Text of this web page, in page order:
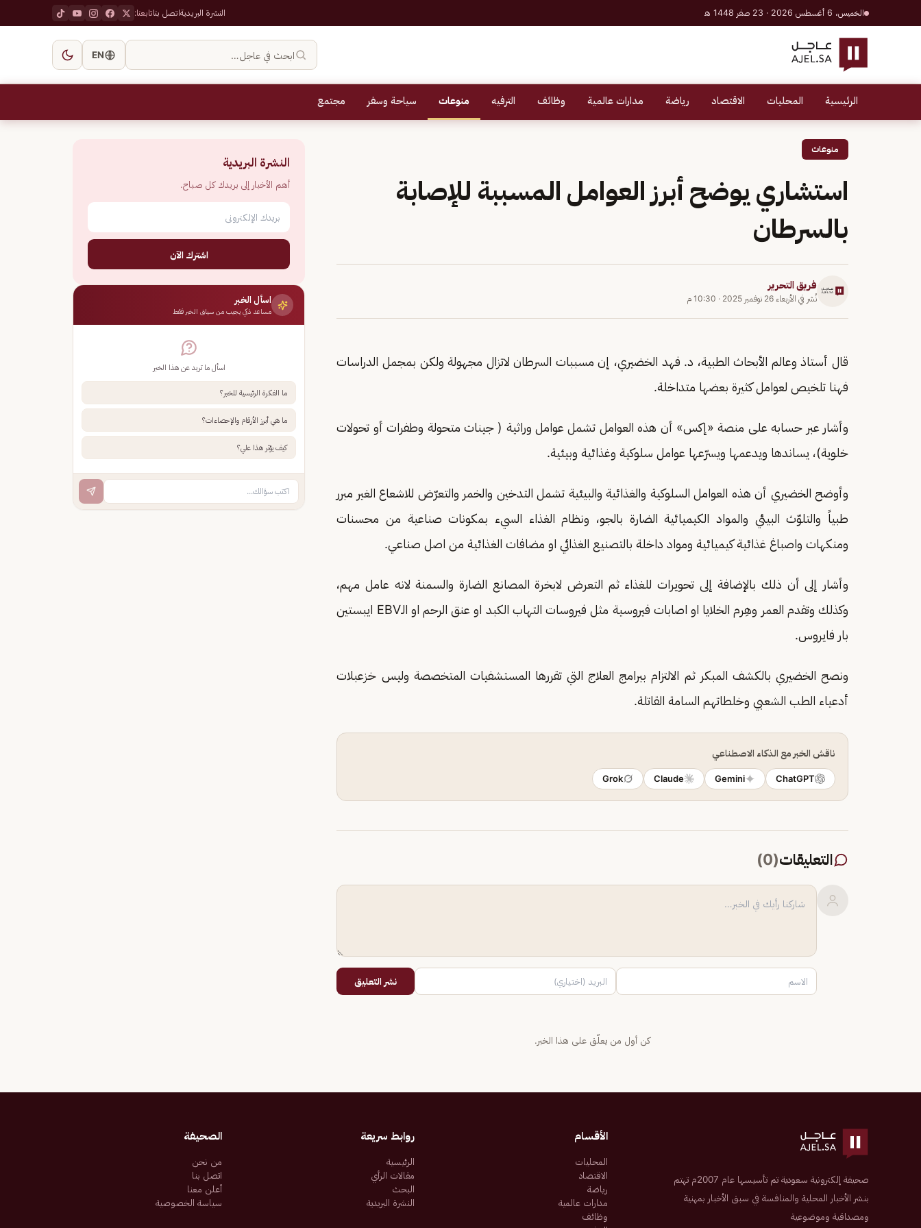
الخميس، 6 أغسطس 2026 · 23 صفر 1448 هـ النشرة البريديةاتصل بناتابعنا:
ابحث في عاجل… EN
الرئيسية المحليات الاقتصاد رياضة مدارات عالمية وظائف الترفيه منوعات سياحة وسفر مجتمع
منوعات
استشاري يوضح أبرز العوامل المسببة للإصابة
بالسرطان
فريق التحرير
نُشر في الأربعاء 26 نوفمبر 2025 · 10:30 م
قال أستاذ وعالم الأبحاث الطبية، د. فهد الخضيري، إن مسببات السرطان لاتزال مجهولة ولكن بمجمل الدراسات
فهنا تلخيص لعوامل كثيرة بعضها متداخلة.
وأشار عبر حسابه على منصة «إكس» أن هذه العوامل تشمل عوامل وراثية ( جينات متحولة وطفرات أو تحولات
خلوية)، يساندها ويدعمها ويسرّعها عوامل سلوكية وغذائية وبيئية.
وأوضح الخضيري أن هذه العوامل السلوكية والغذائية والبيئية تشمل التدخين والخمر والتعرّض للاشعاع الغير مبرر
طبياً والتلوّث البيئي والمواد الكيميائية الضارة بالجو، ونظام الغذاء السيء بمكونات صناعية من محسنات
ومنكهات واصباغ غذائية كيميائية ومواد داخلة بالتصنيع الغذائي او مضافات الغذائية من اصل صناعي.
وأشار إلى أن ذلك بالإضافة إلى تحويرات للغذاء ثم التعرض لابخرة المصانع الضارة والسمنة لانه عامل مهم،
وكذلك وتقدم العمر وهِرم الخلايا او اصابات فيروسية مثل فيروسات التهاب الكبد او عنق الرحم او الـEBV ايبستين
بار فايروس.
ونصح الخضيري بالكشف المبكر ثم الالتزام ببرامج العلاج التي تقررها المستشفيات المتخصصة وليس خزعبلات
أدعياء الطب الشعبي وخلطاتهم السامة القاتلة.
ناقش الخبر مع الذكاء الاصطناعي
ChatGPT
Gemini
Claude
Grok
التعليقات(
0
)
نشر التعليق
كن أول من يعلّق على هذا الخبر.
النشرة البريدية
أهم الأخبار إلى بريدك كل صباح.
اشترك الآن
اسأل الخبر
مساعد ذكي يجيب من سياق الخبر فقط
اسأل ما تريد عن هذا الخبر
ما الفكرة الرئيسية للخبر؟
ما هي أبرز الأرقام والإحصاءات؟
كيف يؤثر هذا علي؟
صحيفة إلكترونية سعودية تم تأسيسها عام 2007م تهتم
بنشر الأخبار المحلية والمنافسة في سبق الأخبار بمهنية
ومصداقية وموضوعية
الأقسام
المحليات
الاقتصاد
رياضة
مدارات عالمية
وظائف
روابط سريعة
الرئيسية
مقالات الرأي
البحث
النشرة البريدية
الصحيفة
من نحن
اتصل بنا
أعلن معنا
سياسة الخصوصية